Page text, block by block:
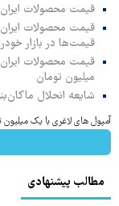
قیمت محصولات ایران خودرو یکشنبه
قیمت‌ها در بازار
میلیون تومان
شایعه انحلال
آمپول های لاغری با یک میلیون
مطالب پیشنهادی